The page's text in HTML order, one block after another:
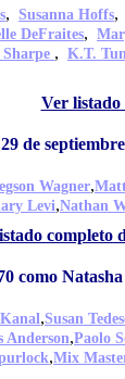
, Susanna Hoffs,
DeFraites,
, K.T.
Ver listado
de
Wagner,
Levi,Nathan
completo
como
,Susan
Anderson,Paolo
,Mix